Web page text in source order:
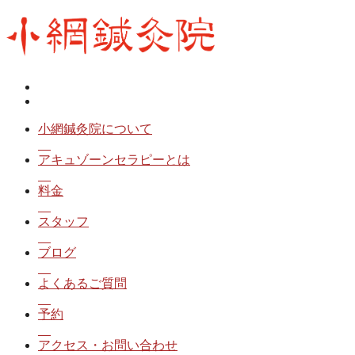
小網鍼灸院について
アキュゾーンセラピーとは
料金
スタッフ
ブログ
よくあるご質問
予約
アクセス・お問い合わせ